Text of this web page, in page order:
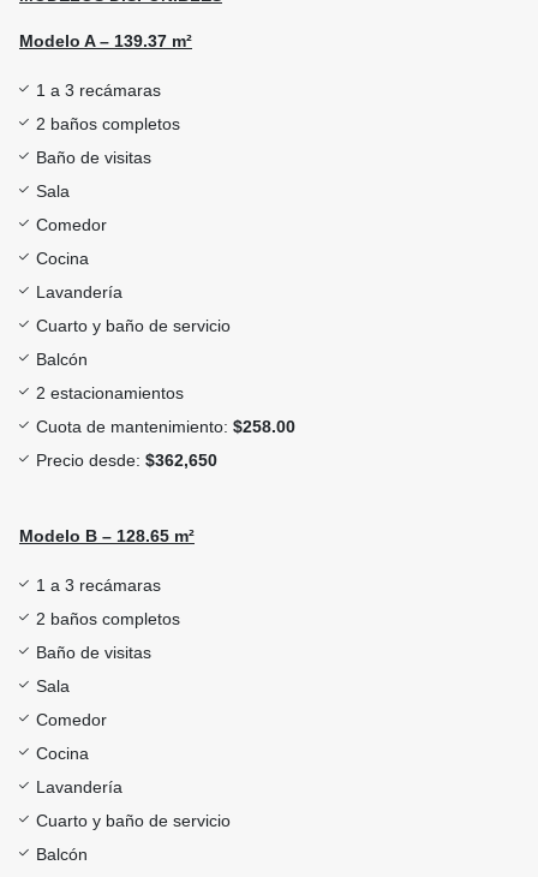
Modelo A – 139.37 m²
1 a 3 recámaras
2 baños completos
Baño de visitas
Sala
Comedor
Cocina
Lavandería
Cuarto y baño de servicio
Balcón
2 estacionamientos
Cuota de mantenimiento: $258.00
Precio desde: $362,650
Modelo B – 128.65 m²
1 a 3 recámaras
2 baños completos
Baño de visitas
Sala
Comedor
Cocina
Lavandería
Cuarto y baño de servicio
Balcón